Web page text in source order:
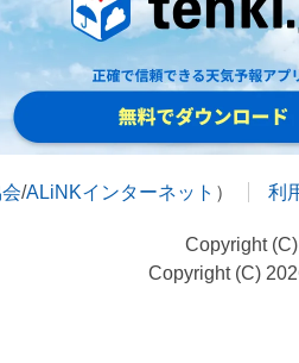
/ALiNKインターネット ） 利
Copyright
Copyright (C)